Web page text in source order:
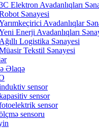
Elektron Avadanlıqları
Sənayesi
Avadanlıqlar
Enerji Avadanlıqları
Ağıllı Logistika Sənayesi
Tekstil Sənayesi
Əlaqə
sensor
sensor
sensor
sensoru